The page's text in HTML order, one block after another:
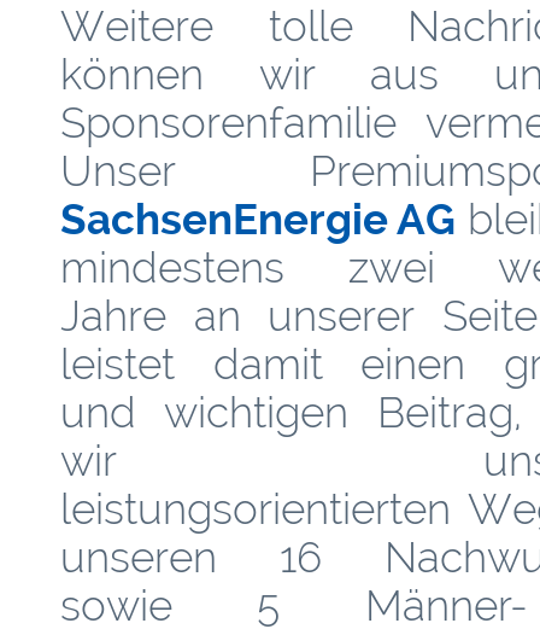
Weitere tolle
können wir aus
Sponsorenfamilie
Unser
SachsenEnergie AG
mindestens zwei
Jahre an unserer
leistet damit einen
und wichtigen Beitrag,
wir
leistungsorientierten
unseren 16
sowie 5